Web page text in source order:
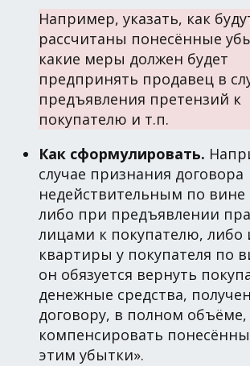
Например, указать, как
рассчитаны понесённые
какие меры должен будет
предпринять продавец в
предъявления претензий к
покупателю и т.п.
Как сформулировать.
случае признания договора
недействительным по вине
либо при предъявлении
лицами к покупателю, либо
квартиры у покупателя по
он обязуется вернуть
денежные средства,
договору, в полном объёме,
компенсировать
этим убытки».